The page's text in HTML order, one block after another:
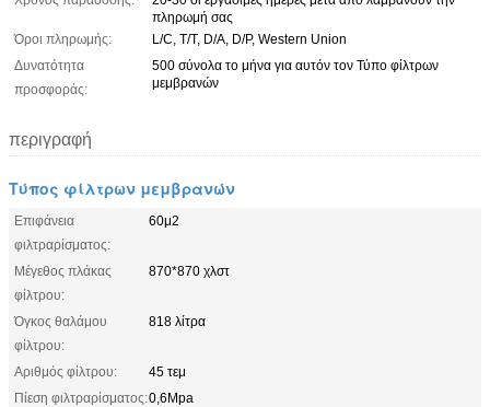
πληρωμή σας
Όροι πληρωμής:
L/C, T/T, D/A, D/P, Western Union
Δυνατότητα
προσφοράς:
500 σύνολα το μήνα για αυτόν τον Τύπο φίλτρων
μεμβρανών
περιγραφή
Τύπος φίλτρων μεμβρανών
Επιφάνεια
φιλτραρίσματος:
60μ2
Μέγεθος πλάκας
φίλτρου:
870*870 χλστ
Όγκος θαλάμου
φίλτρου:
818 λίτρα
Αριθμός φίλτρου:
45 τεμ
Πίεση φιλτραρίσματος:0,6Mpa